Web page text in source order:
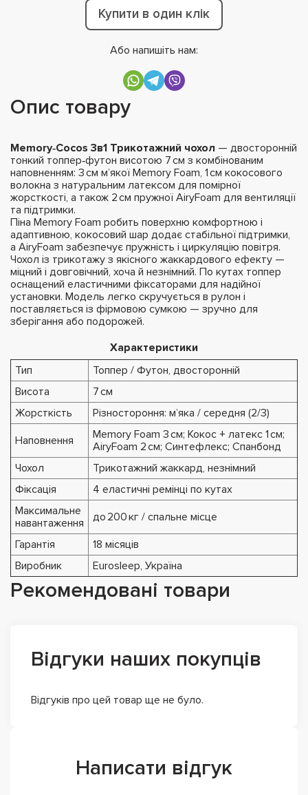
Купити в один клік
Або напишіть нам:
Опис товару
Memory‑Cocos 3в1 Трикотажний чохол — двосторонній
тонкий топпер‑футон висотою 7 см з комбінованим
наповненням: 3 см м’якої Memory Foam, 1 см кокосового
волокна з натуральним латексом для помірної
жорсткості, а також 2 см пружної AiryFoam для вентиляції
та підтримки.
Піна Memory Foam робить поверхню комфортною і
адаптивною, кокосовий шар додає стабільної підтримки,
а AiryFoam забезпечує пружність і циркуляцію повітря.
Чохол із трикотажу з якісного жаккардового ефекту —
міцний і довговічний, хоча й незнімний. По кутах топпер
оснащений еластичними фіксаторами для надійної
установки. Модель легко скручується в рулон і
поставляється із фірмовою сумкою — зручно для
зберігання або подорожей.
Характеристики
Тип
Топпер / Футон, двосторонній
Висота
7 см
Жорсткість
Різностороння: м’яка / середня (2/3)
Наповнення
Memory Foam 3 см; Кокос + латекс 1 см;
AiryFoam 2 см; Синтефлекс; Спанбонд
Чохол
Трикотажний жаккард, незнімний
Фіксація
4 еластичні ремінці по кутах
Максимальне
навантаження
до 200 кг / спальне місце
Гарантія
18 місяців
Виробник
Eurosleep, Україна
Рекомендовані товари
Відгуки наших покупців
Відгуків про цей товар ще не було.
Написати відгук